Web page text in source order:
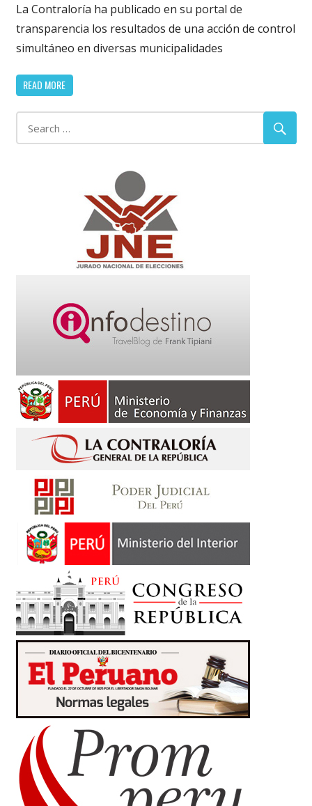
La Contraloría ha publicado en su portal de
transparencia los resultados de una acción de control
simultáneo en diversas municipalidades
READ MORE